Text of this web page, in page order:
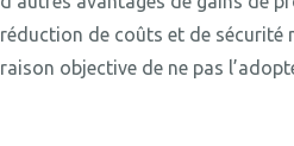
réduction de coûts et de sécurité
raison objective de ne pas